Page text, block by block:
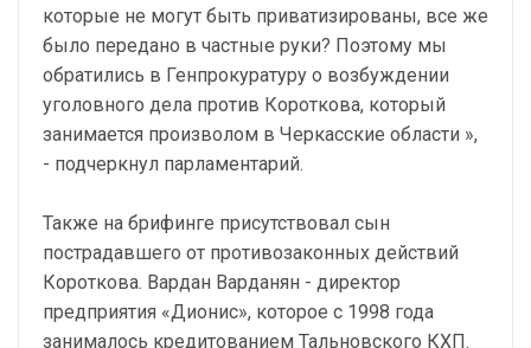
которые не могут быть приватизированы, все же
было передано в частные руки? Поэтому мы
обратились в Генпрокуратуру о возбуждении
уголовного дела против Короткова, который
занимается произволом в Черкасские области »,
- подчеркнул парламентарий.
Также на брифинге присутствовал сын
пострадавшего от противозаконных действий
Короткова. Вардан Варданян - директор
предприятия «Дионис», которое с 1998 года
занималось кредитованием Тальновского КХП.